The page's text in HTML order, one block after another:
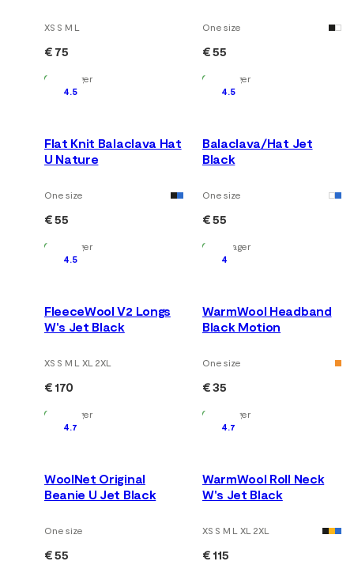
XS S M L
€ 75
Auf Lager
One size
€ 55
Auf Lager
4.5
Flat Knit Balaclava Hat
U Nature
One size
€ 55
Auf Lager
4.5
Balaclava/Hat Jet
Black
One size
€ 55
Auf Lager
4.5
FleeceWool V2 Longs
W's Jet Black
XS S M L XL 2XL
€ 170
Auf Lager
4
WarmWool Headband
Black Motion
One size
€ 35
Auf Lager
4.7
WoolNet Original
Beanie U Jet Black
One size
€ 55
4.7
WarmWool Roll Neck
W's Jet Black
XS S M L XL 2XL
€ 115